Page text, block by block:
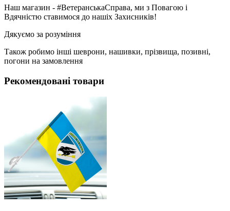
Наш магазин - #ВетеранськаСправа, ми з Повагою і
Вдячністю ставимося до нашіх Захисників!
Дякуємо за розуміння
Також робимо інші шеврони, нашивки, прізвища, позивні,
погони на замовлення
Рекомендовані товари